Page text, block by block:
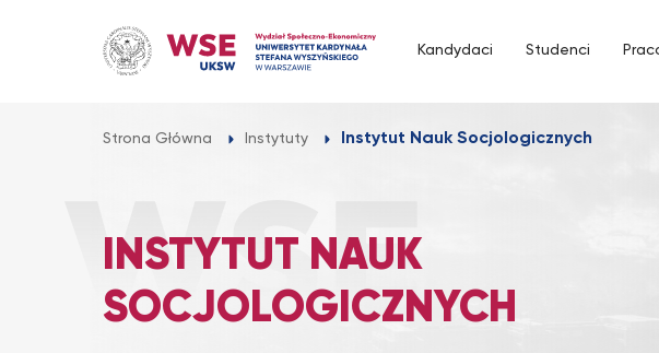
Kandydaci Studenci
Strona Główna Instytuty Instytut Nauk Socjologicznych
INSTYTUT NAUK
SOCJOLOGICZNYCH